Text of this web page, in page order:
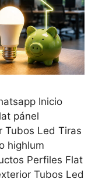
Inicio
pánel
Tubos Led Tiras
highlum
Perfiles Flat
Tubos Led